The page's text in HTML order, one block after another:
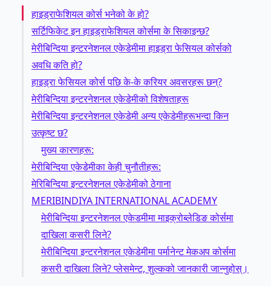
हाइड्राफेशियल कोर्स भनेको के हो?
सर्टिफिकेट इन हाइड्राफेशियल कोर्समा के सिकाइन्छ?
मेरीबिन्दिया इन्टरनेशनल एकेडेमीमा हाइड्रा फेसियल कोर्सको
अवधि कति हो?
हाइड्रा फेसियल कोर्स पछि के-के करियर अवसरहरू छन्?
मेरीबिन्दिया इन्टरनेशनल एकेडेमीको विशेषताहरू
मेरीबिन्दिया इन्टरनेशनल एकेडेमी अन्य एकेडेमीहरूभन्दा किन
उत्कृष्ट छ?
मुख्य कारणहरू:
मेरीबिन्दिया एकेडेमीका केही चुनौतीहरू:
मेरिबिन्दिया इन्टरनेशनल एकेडेमीको ठेगाना
MERIBINDIYA INTERNATIONAL ACADEMY
मेरीबिन्दिया इन्टरनेशनल एकेडमीमा माइक्रोब्लेडिङ कोर्समा
दाखिला कसरी लिने?
मेरीबिन्दिया इन्टरनेशनल एकेडेमीमा पर्मानेन्ट मेकअप कोर्समा
कसरी दाखिला लिने? प्लेसमेन्ट, शुल्कको जानकारी जान्नुहोस्।